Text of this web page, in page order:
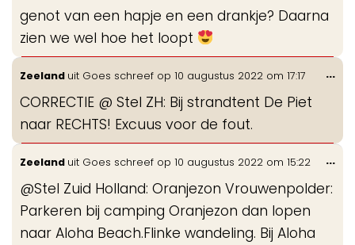
genot van een hapje en een drankje? Daarna
zien we wel hoe het loopt
Zeeland uit Goes schreef op 10 augustus 2022 om 17:17
CORRECTIE @ Stel ZH: Bij strandtent De Piet
naar RECHTS! Excuus voor de fout.
...
Zeeland uit Goes schreef op 10 augustus 2022 om 15:22
@Stel Zuid Holland: Oranjezon Vrouwenpolder:
Parkeren bij camping Oranjezon dan lopen
naar Aloha Beach.Flinke wandeling. Bij Aloha
...